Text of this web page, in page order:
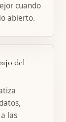
cuando
abierto.
del
las